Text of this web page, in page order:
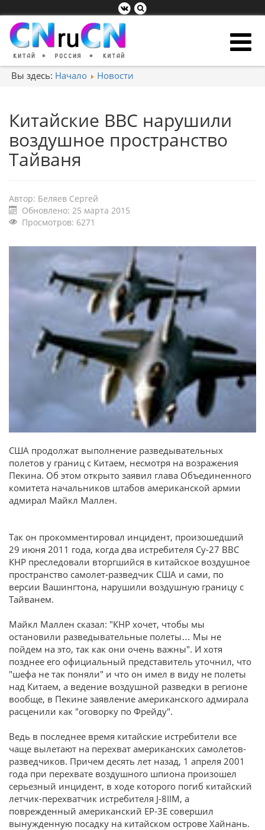
Вы здесь: Начало Новости
Китайские ВВС нарушили
воздушное пространство
Тайваня
Автор: Беляев Сергей
Обновлено: 25 марта 2015
Просмотров: 6271
США продолжат выполнение разведывательных
полетов у границ с Китаем, несмотря на возражения
Пекина. Об этом открыто заявил глава Объединенного
комитета начальников штабов американской армии
адмирал Майкл Маллен.
Так он прокомментировал инцидент, произошедший
29 июня 2011 года, когда два истребителя Су-27 ВВС
КНР преследовали вторгшийся в китайское воздушное
пространство самолет-разведчик США и сами, по
версии Вашингтона, нарушили воздушную границу с
Тайванем.
Майкл Маллен сказал: "КНР хочет, чтобы мы
остановили разведывательные полеты… Мы не
пойдем на это, так как они очень важны". И хотя
позднее его официальный представитель уточнил, что
"шефа не так поняли" и что он имел в виду не полеты
над Китаем, а ведение воздушной разведки в регионе
вообще, в Пекине заявление американского адмирала
расценили как "оговорку по Фрейду".
Ведь в последнее время китайские истребители все
чаще вылетают на перехват американских самолетов-
разведчиков. Причем десять лет назад, 1 апреля 2001
года при перехвате воздушного шпиона произошел
серьезный инцидент, в ходе которого погиб китайский
летчик-перехватчик истребителя J-8IIM, а
поврежденный американский EP-3E cовершил
вынужденную посадку на китайском острове Хайнань.